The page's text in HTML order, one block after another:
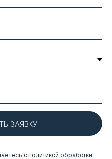
ЗАЯВКУ
с политикой обработки